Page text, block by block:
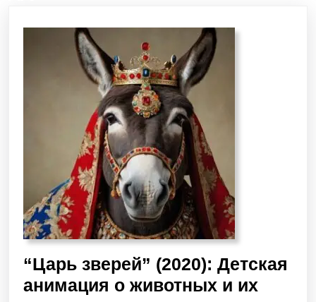
“Царь зверей” (2020): Детская
анимация о животных и их